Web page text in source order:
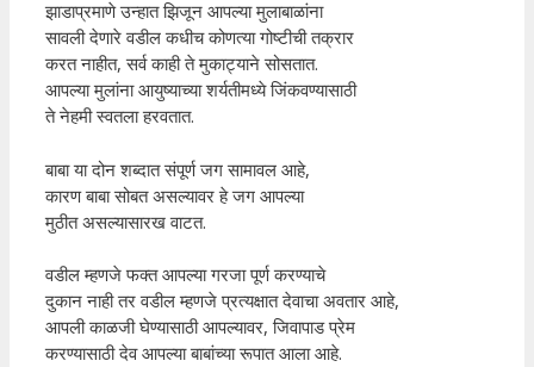
झाडाप्रमाणे उन्हात झिजून आपल्या मुलाबाळांना
सावली देणारे वडील कधीच कोणत्या गोष्टीची तक्रार
करत नाहीत, सर्व काही ते मुकाट्याने सोसतात.
आपल्या मुलांना आयुष्याच्या शर्यतीमध्ये जिंकवण्यासाठी
ते नेहमी स्वतला हरवतात.
बाबा या दोन शब्दात संपूर्ण जग सामावल आहे,
कारण बाबा सोबत असल्यावर हे जग आपल्या
मुठीत असल्यासारख वाटत.
वडील म्हणजे फक्त आपल्या गरजा पूर्ण करण्याचे
दुकान नाही तर वडील म्हणजे प्रत्यक्षात देवाचा अवतार आहे,
आपली काळजी घेण्यासाठी आपल्यावर, जिवापाड प्रेम
करण्यासाठी देव आपल्या बाबांच्या रूपात आला आहे.